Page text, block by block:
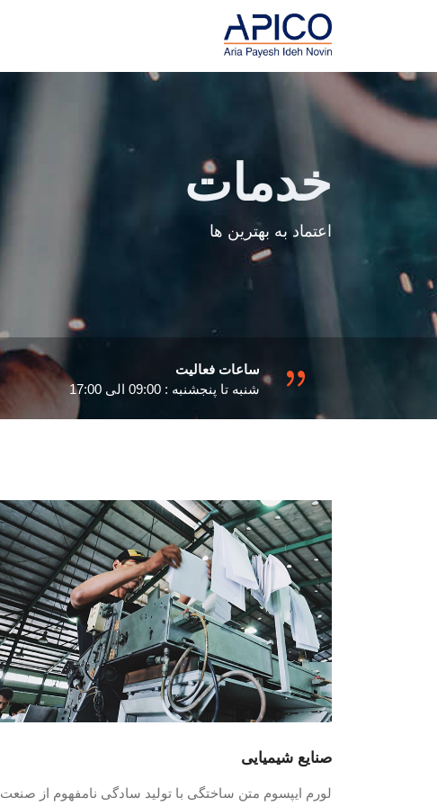
خدمات
اعتماد به بهترین ها
ساعات فعالیت
شنبه تا پنجشنبه : 09:00 الی 17:00
صنایع شیمیایی
لورم ایپسوم متن ساختگی با تولید سادگی نامفهوم از صنعت